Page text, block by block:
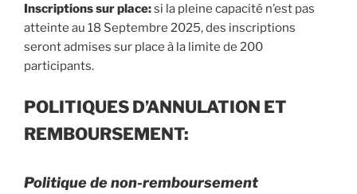
Inscriptions sur place:si la pleine capacité n’est pas
atteinte au 18 Septembre 2025, des inscriptions
seront admises sur place à la limite de 200
participants.
POLITIQUES D’ANNULATION ET
REMBOURSEMENT:
Politique de non-remboursement